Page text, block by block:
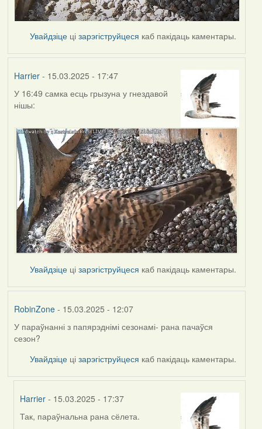
Увайдзіце цізарэгіструйцеся каб пакідаць каментары.
Harrier- 15.03.2025 - 17:47
У 16:49 самка есць грызуна у гнездавой
нішы:
Увайдзіце цізарэгіструйцеся каб пакідаць каментары.
RobinZone- 15.03.2025 - 12:07
У параўнанні з папярэднімі сезонамі- рана пачаўся
сезон?
Увайдзіце цізарэгіструйцеся каб пакідаць каментары.
Harrier - 15.03.2025 - 17:37
In
Так, параўнальна рана сёлета.